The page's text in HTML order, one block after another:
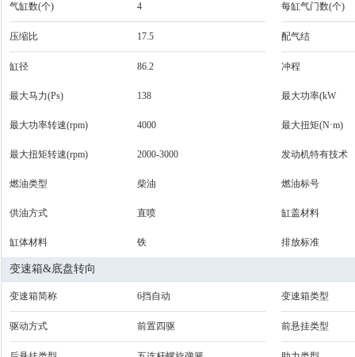
气缸数(个) 4 每缸气门数(个)
压缩比 17.5 配气结
缸径 86.2 冲程
最大马力(Ps) 138 最大功率(kW
最大功率转速(rpm) 4000 最大扭矩(N·m)
最大扭矩转速(rpm) 2000-3000 发动机特有技术
燃油类型 柴油 燃油标号
供油方式 直喷 缸盖材料
缸体材料 铁 排放标准
变速箱&底盘转向
变速箱简称 6挡自动 变速箱类型
驱动方式 前置四驱 前悬挂类型